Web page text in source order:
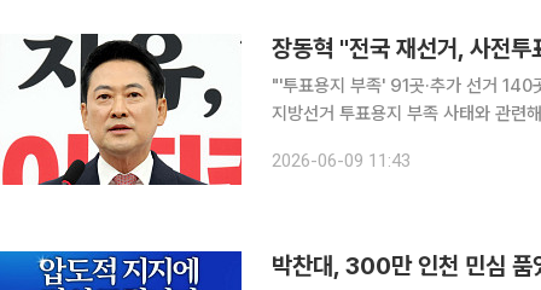
장동혁 "전국 재선거, 사전
"'투표용지 부족' 91곳·추가 선거 140곳…선관위 발표도
지방선거 투표용지 부족 사태와 관련
자가 늘어나고 있다"며 "처음 선관위
2026-06-09 11:43
박찬대, 300만 인천 민심